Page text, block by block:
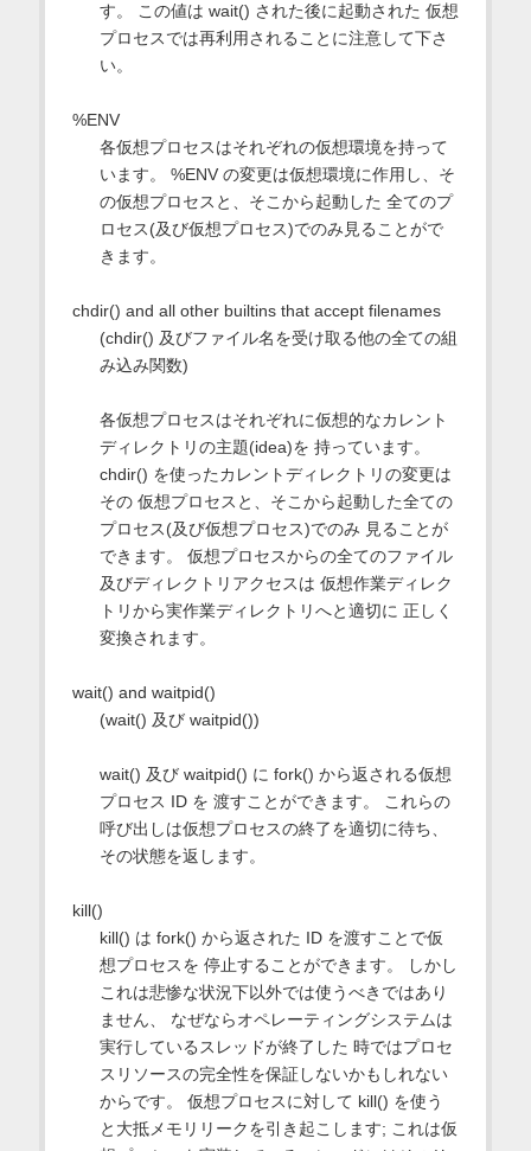
す。 この値は wait() された後に起動された 仮想
プロセスでは再利用されることに注意して下さ
い。
%ENV
各仮想プロセスはそれぞれの仮想環境を持って
います。 %ENV の変更は仮想環境に作用し、そ
の仮想プロセスと、そこから起動した 全てのプ
ロセス(及び仮想プロセス)でのみ見ることがで
きます。
chdir() and all other builtins that accept filenames
(chdir() 及びファイル名を受け取る他の全ての組
み込み関数)
各仮想プロセスはそれぞれに仮想的なカレント
ディレクトリの主題(idea)を 持っています。
chdir() を使ったカレントディレクトリの変更は
その 仮想プロセスと、そこから起動した全ての
プロセス(及び仮想プロセス)でのみ 見ることが
できます。 仮想プロセスからの全てのファイル
及びディレクトリアクセスは 仮想作業ディレク
トリから実作業ディレクトリへと適切に 正しく
変換されます。
wait() and waitpid()
(wait() 及び waitpid())
wait() 及び waitpid() に fork() から返される仮想
プロセス ID を 渡すことができます。 これらの
呼び出しは仮想プロセスの終了を適切に待ち、
その状態を返します。
kill()
kill() は fork() から返された ID を渡すことで仮
想プロセスを 停止することができます。 しかし
これは悲惨な状況下以外では使うべきではあり
ません、 なぜならオペレーティングシステムは
実行しているスレッドが終了した 時ではプロセ
スリソースの完全性を保証しないかもしれない
からです。 仮想プロセスに対して kill() を使う
と大抵メモリリークを引き起こします; これは仮